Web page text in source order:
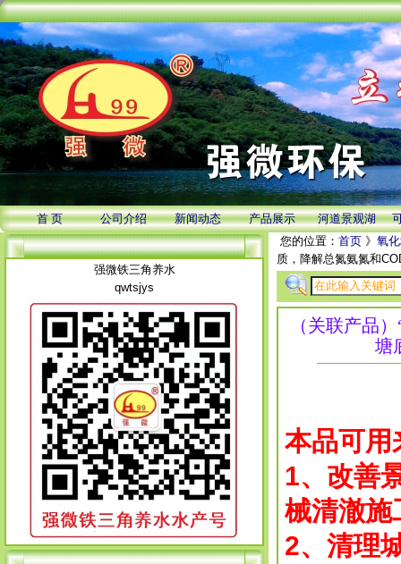
首 页 公司介绍 新闻动态 产品展示 河道景观湖
强微铁三角养水
qwtsjys
您的位置： 首页 》 氧
质，降解总氮氨氮和
（关联产品
塘
本品可用
1、改善
械清澈施
2、清理